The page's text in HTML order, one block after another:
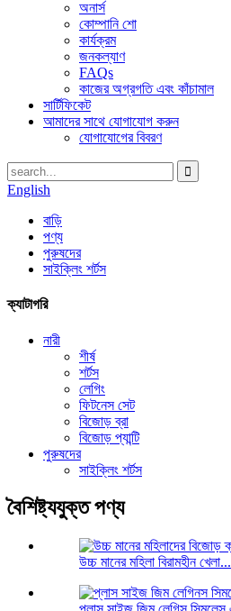
অনার্স
কোম্পানি শো
কার্যক্রম
জনকল্যাণ
FAQs
কাজের অগ্রগতি এবং কাঁচামাল
সার্টিফিকেট
আমাদের সাথে যোগাযোগ করুন
যোগাযোগের বিবরণ
English
বাড়ি
পণ্য
পুরুষদের
সাইক্লিং শর্টস
ক্যাটাগরি
নারী
শীর্ষ
শর্টস
লেগিং
ফিটনেস সেট
বিজোড় ব্রা
বিজোড় প্যান্টি
পুরুষদের
সাইক্লিং শর্টস
বৈশিষ্ট্যযুক্ত পণ্য
উচ্চ মানের মহিলা বিরামহীন খেলা...